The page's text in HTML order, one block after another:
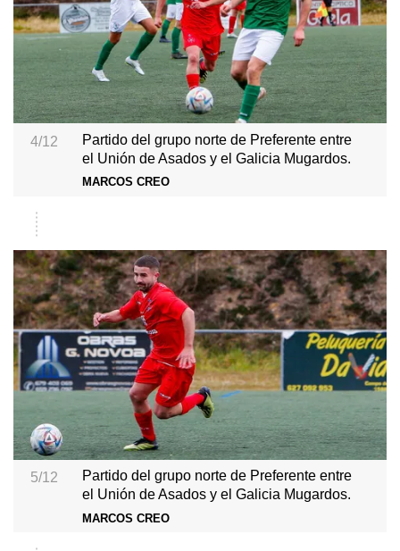
4/12
Partido del grupo norte de Preferente entre
el Unión de Asados y el Galicia Mugardos.
MARCOS CREO
5/12
Partido del grupo norte de Preferente entre
el Unión de Asados y el Galicia Mugardos.
MARCOS CREO